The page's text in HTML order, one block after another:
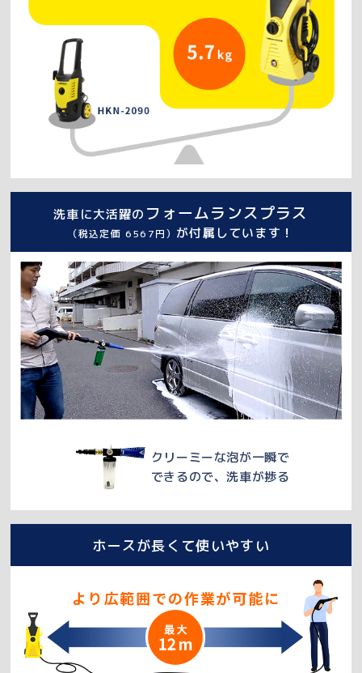
洗車に大活躍の フォームランスプラス
（税込定価 6567円） が付属しています！
クリーミーな泡が一瞬で
できるので、洗車が捗る
ホースが長くて使いやすい